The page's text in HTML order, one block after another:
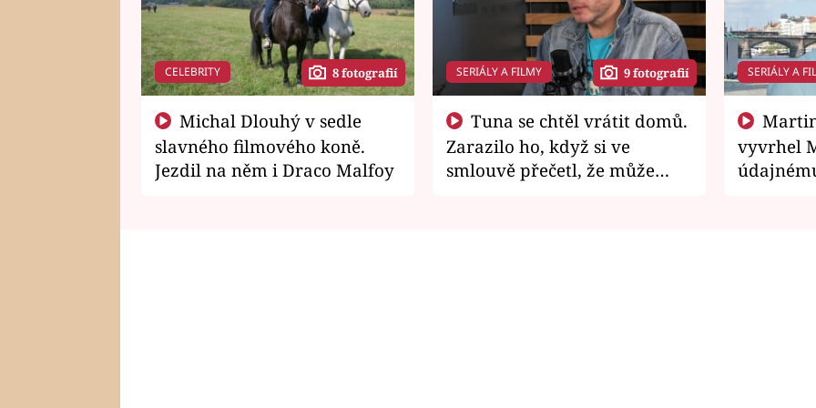
CELEBRITY 8 fotografií
slavného filmového koně.
Jezdil na něm i Draco Malfoy
SERIÁLY A FILMY 9 fotografií
Zarazilo ho, když si ve
smlouvě přečetl, že může
SERIÁLY A
vyvrhel